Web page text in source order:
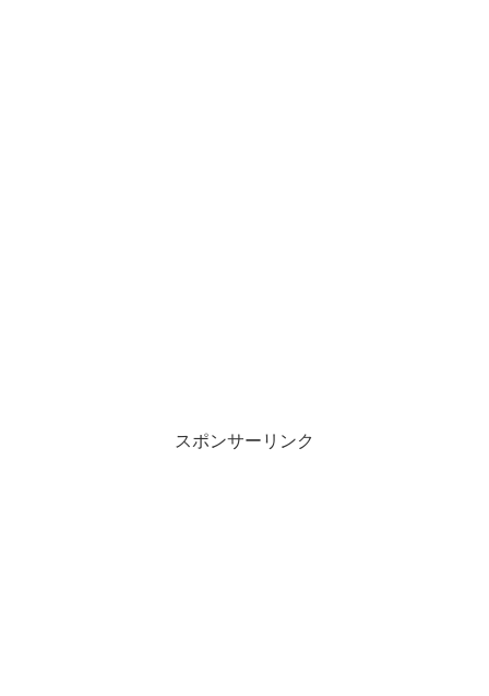
スポンサーリンク